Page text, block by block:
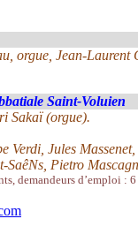
orgue, Jean-Laurent
Saint-Voluien
Sakaï (orgue).
Verdi, Jules
SaêNs, Pietro
demandeurs d’emploi :